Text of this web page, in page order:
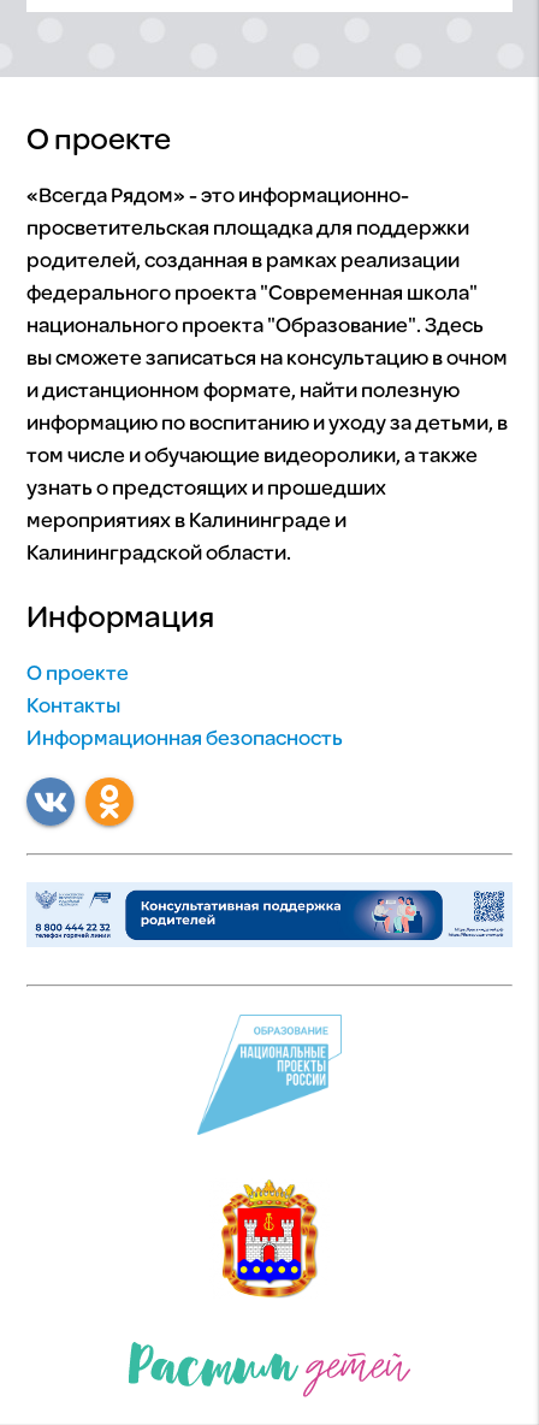
О проекте
«Всегда Рядом» - это информационно-
просветительская площадка для поддержки
родителей, созданная в рамках реализации
федерального проекта "Современная школа"
национального проекта "Образование". Здесь
вы сможете записаться на консультацию в очном
и дистанционном формате, найти полезную
информацию по воспитанию и уходу за детьми, в
том числе и обучающие видеоролики, а также
узнать о предстоящих и прошедших
мероприятиях в Калининграде и
Калининградской области.
Информация
О проекте
Контакты
Информационная безопасность